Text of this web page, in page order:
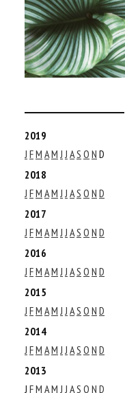
2019
J FM AM J J AS O N D
2018
J FM AM J J AS O N D
2017
J FM AM J J AS O N D
2016
J FM AM J J AS O N D
2015
J FM AM J J AS O N D
2014
J FM AM J J AS O N D
2013
J FM AM J J AS O N D